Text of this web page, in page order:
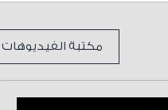
مكتبة الفيديوهات